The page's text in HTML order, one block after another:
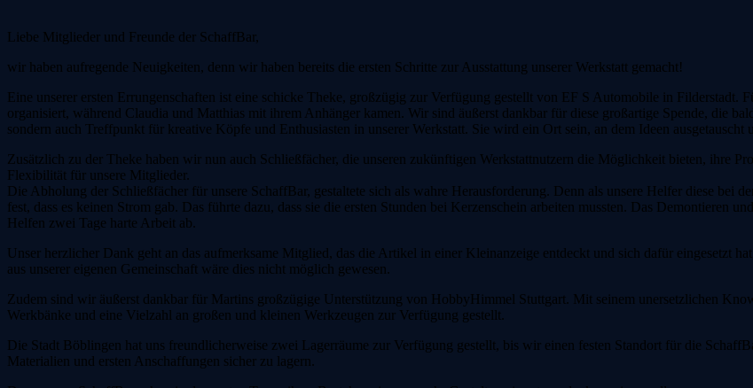
Liebe Mitglieder und Freunde der SchaffBar,
wir haben aufregende Neuigkeiten, denn wir haben bereits die ersten Schritte zur Ausstattung unserer Werkstatt gemacht!
Eine unserer ersten Errungenschaften ist eine schicke Theke, großzügig zur Verfügung gestellt von EF S Automobile in Filderstadt.
organisiert, während Claudia und Matthias mit ihrem Anhänger kamen. Wir sind äußerst dankbar für diese großartige Spende, die
sondern auch Treffpunkt für kreative Köpfe und Enthusiasten in unserer Werkstatt. Sie wird ein Ort sein, an dem Ideen
Zusätzlich zu der Theke haben wir nun auch Schließfächer, die unseren zukünftigen Werkstattnutzern die Möglichkeit bieten, ihre
Flexibilität für unsere Mitglieder.
Die Abholung der Schließfächer für unsere SchaffBar, gestaltete sich als wahre Herausforderung. Denn als unsere Helfer diese bei
fest, dass es keinen Strom gab. Das führte dazu, dass sie die ersten Stunden bei Kerzenschein arbeiten mussten. Das Demontieren
Helfen zwei Tage harte Arbeit ab.
Unser herzlicher Dank geht an das aufmerksame Mitglied, das die Artikel in einer Kleinanzeige entdeckt und sich dafür eingesetzt
aus unserer eigenen Gemeinschaft wäre dies nicht möglich gewesen.
Zudem sind wir äußerst dankbar für Martins großzügige Unterstützung von HobbyHimmel Stuttgart. Mit seinem unersetzlichen
Werkbänke und eine Vielzahl an großen und kleinen Werkzeugen zur Verfügung gestellt.
Die Stadt Böblingen hat uns freundlicherweise zwei Lagerräume zur Verfügung gestellt, bis wir einen festen Standort für die
Materialien und ersten Anschaffungen sicher zu lagern.